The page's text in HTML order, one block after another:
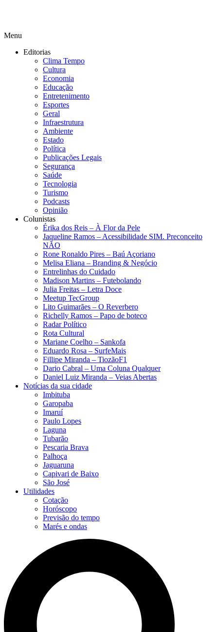
Menu
Editorias
Clima Tempo
Cultura
Economia
Educação
Entretenimento
Esportes
Geral
Infraestrutura
Ambiente
Estado
Política
Publicações Legais
Segurança
Saúde
Tecnologia
Turismo
Podcasts
Opinião
Colunistas
Érika dos Reis​ – À Flor da Pele
Jaqueline Ramos – Acessibilidade SIM. Preconceito
NÃO
Rone Ronaldo Pires – Baú Açoriano
Melisa Eliana – Branding & Negócio
Entrelinhas do Cuidado
Madison Martins – Futebolando
Julia Freitas​ – Letra Doce
Meetup TecGroup
Lito Guimarães – O Reverbero
Richelly Ramos​ – Papo de boteco
Radar Político
Rota Cultural
Mariane Coelho – Sankofa
Eduardo Rosa​ – SurfeMais
Fillipe Miranda – TiozãoF1
Dario Cabral – Uma Coluna Qualquer
Daniel Luiz Miranda – Veias Abertas
Notícias da sua cidade
Imbituba
Garopaba
Imaruí
Paulo Lopes
Laguna
Tubarão
Pescaria Brava
Palhoça
Jaguaruna
Capivari de Baixo
São José
Utilidades
Cotação
Horóscopo
Previsão do tempo
Marés e ondas